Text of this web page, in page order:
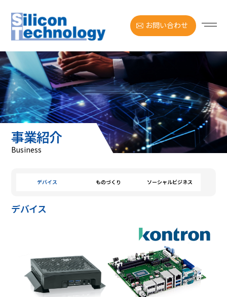
お問い合わせ
事業紹介
Business
デバイス ものづくり ソーシャルビジネス
デバイス